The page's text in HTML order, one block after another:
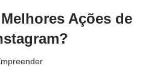
Ações de